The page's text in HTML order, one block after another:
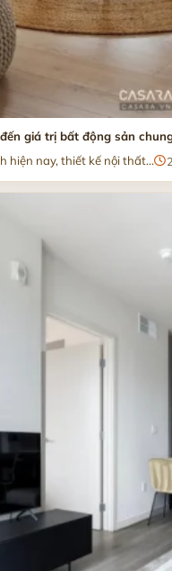
giá trị bất động sản
hiện nay, thiết kế nội thất...